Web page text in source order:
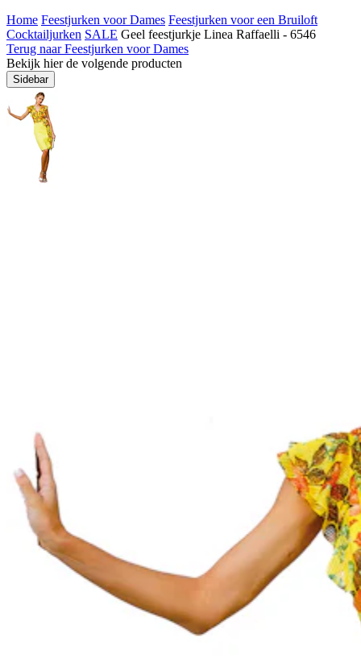
Home Feestjurken voor Dames Feestjurken voor een Bruiloft
Cocktailjurken SALE Geel feestjurkje Linea Raffaelli - 6546
Terug naar Feestjurken voor Dames
Bekijk hier de volgende producten
Sidebar